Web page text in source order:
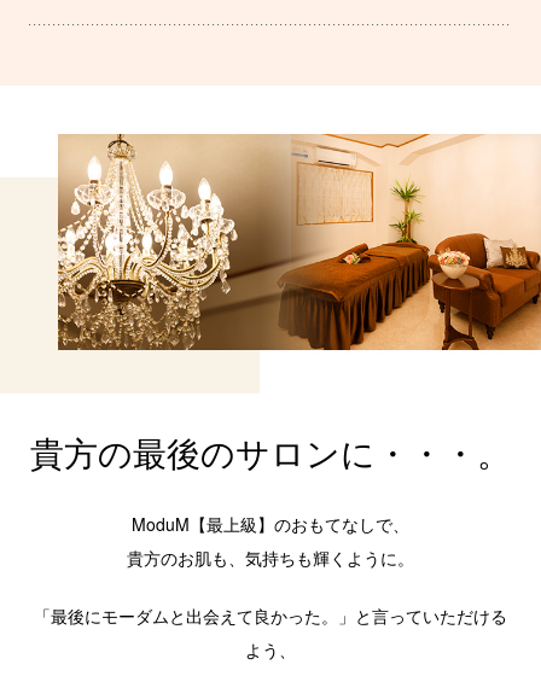
貴方の最後のサロンに・・・。
ModuM【最上級】のおもてなしで、
貴方のお肌も、気持ちも輝くように。
「最後にモーダムと出会えて良かった。」と言っていただける
よう、